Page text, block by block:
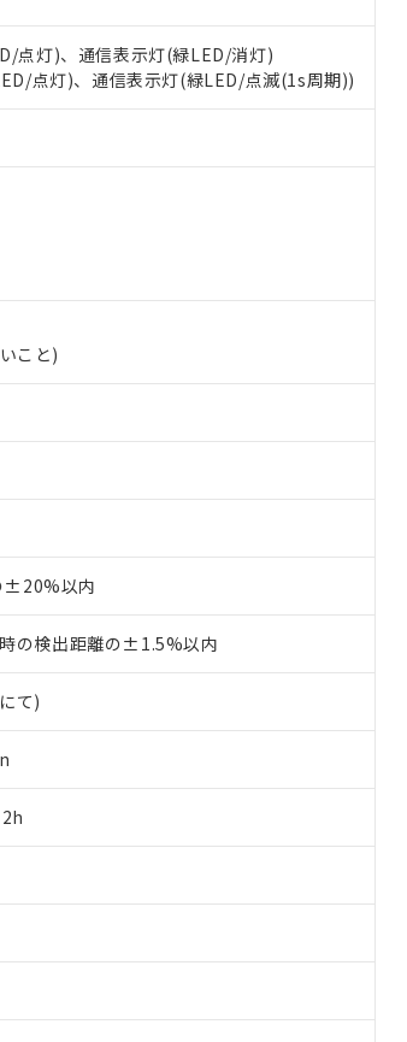
点灯)、通信表示灯(緑LED/消灯)
点灯)、通信表示灯(緑LED/点滅(1s周期))
こと)
±20%以内
の検出距離の±1.5%以内
て)
のうえご利用ください。
はお客様のお取引先、またはお客様担当のオムロ
販売拠点は「
当社の事前の承諾なく第三者に漏洩または開示し
成サービス）をご利用いただくには、I-Webメン
社にご登録された部品リストについて、当社およ
人情報の共同利用に関して"
の「1.共同利用者
質）の非含有に非対応の商品で、対応品を出す予
質）の非含有の対応状況を調査中または確認中の
、有害物質有無と関係のない商品です。
していたものが、含有品と判明した場合などや
フェニル類(PBB) 1000ppm以下、ポリ臭化ジフェニルエーテル
：DOP) 1000ppm以下、フタル酸ブチルベンジル（BBP）
チル (DIBP) 1000ppm以下
に対する適用除外項目は除く。
予定月が前後することがあります。
ることができます。
明書
明するもので、過去に遡って非含有を証明する
類４物質の対応では、対応完了までの期間は出
載しておりました。
完了していることから、特段のことがない限り
へお問い合わせください。
カドミウム) : 100ppm、
ビフェニル類) : 1000ppm、 PBDEs(ポリ臭化ジフェニルエー
が基準値以下であることを示します。
害物質が外部に漏えいし、環境に深刻な影響を
へお問い合わせください。
売する場合は、上記1、2および3の内容を当該第
に係わる関係者が違法に輸出するおそれがある場
あり
ご確認ください)
況の情報を公開していない機種